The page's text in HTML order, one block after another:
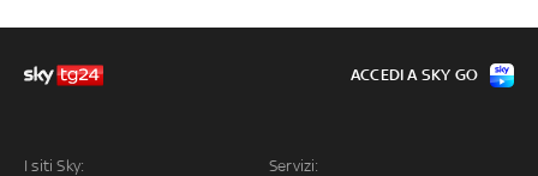
I siti Sky: Servizi:
ACCEDI A SKY GO